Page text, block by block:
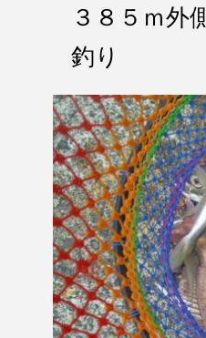
３８５ｍ
釣り